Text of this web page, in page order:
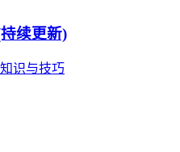
续更新)
识与技巧